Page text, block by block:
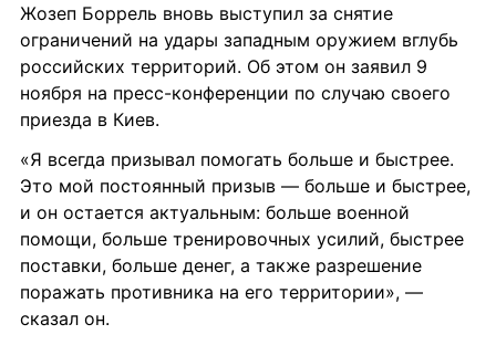
Жозеп Боррель вновь выступил за снятие
ограничений на удары западным оружием вглубь
российских территорий. Об этом он заявил 9
ноября на пресс-конференции по случаю своего
приезда в Киев.
«Я всегда призывал помогать больше и быстрее.
Это мой постоянный призыв — больше и быстрее,
и он остается актуальным: больше военной
помощи, больше тренировочных усилий, быстрее
поставки, больше денег, а также разрешение
поражать противника на его территории», —
сказал он.